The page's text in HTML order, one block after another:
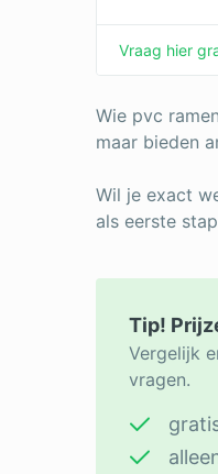
Vraag hier
Wie pvc
maar bieden
Wil je exact
als eerste
Tip!
Vergelijk
vragen.